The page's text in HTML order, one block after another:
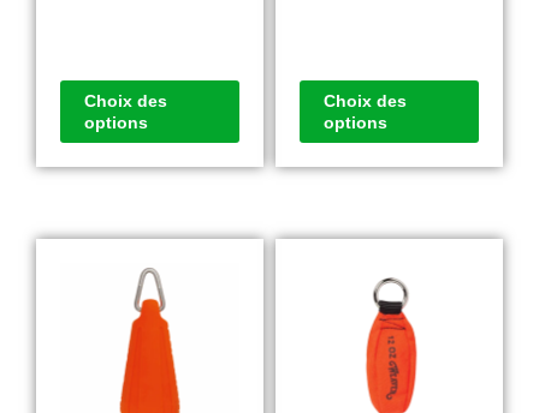
Choix des
options
Choix des
options